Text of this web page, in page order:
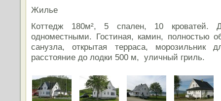
Жилье
Коттедж 180м², 5 спален, 10 кроватей.
одноместными. Гостиная, камин, полностью
санузла, открытая терраса, морозильник
расстояние до лодки 500 м, уличный гриль.